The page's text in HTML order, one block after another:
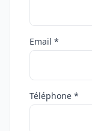
Email *
Téléphone *